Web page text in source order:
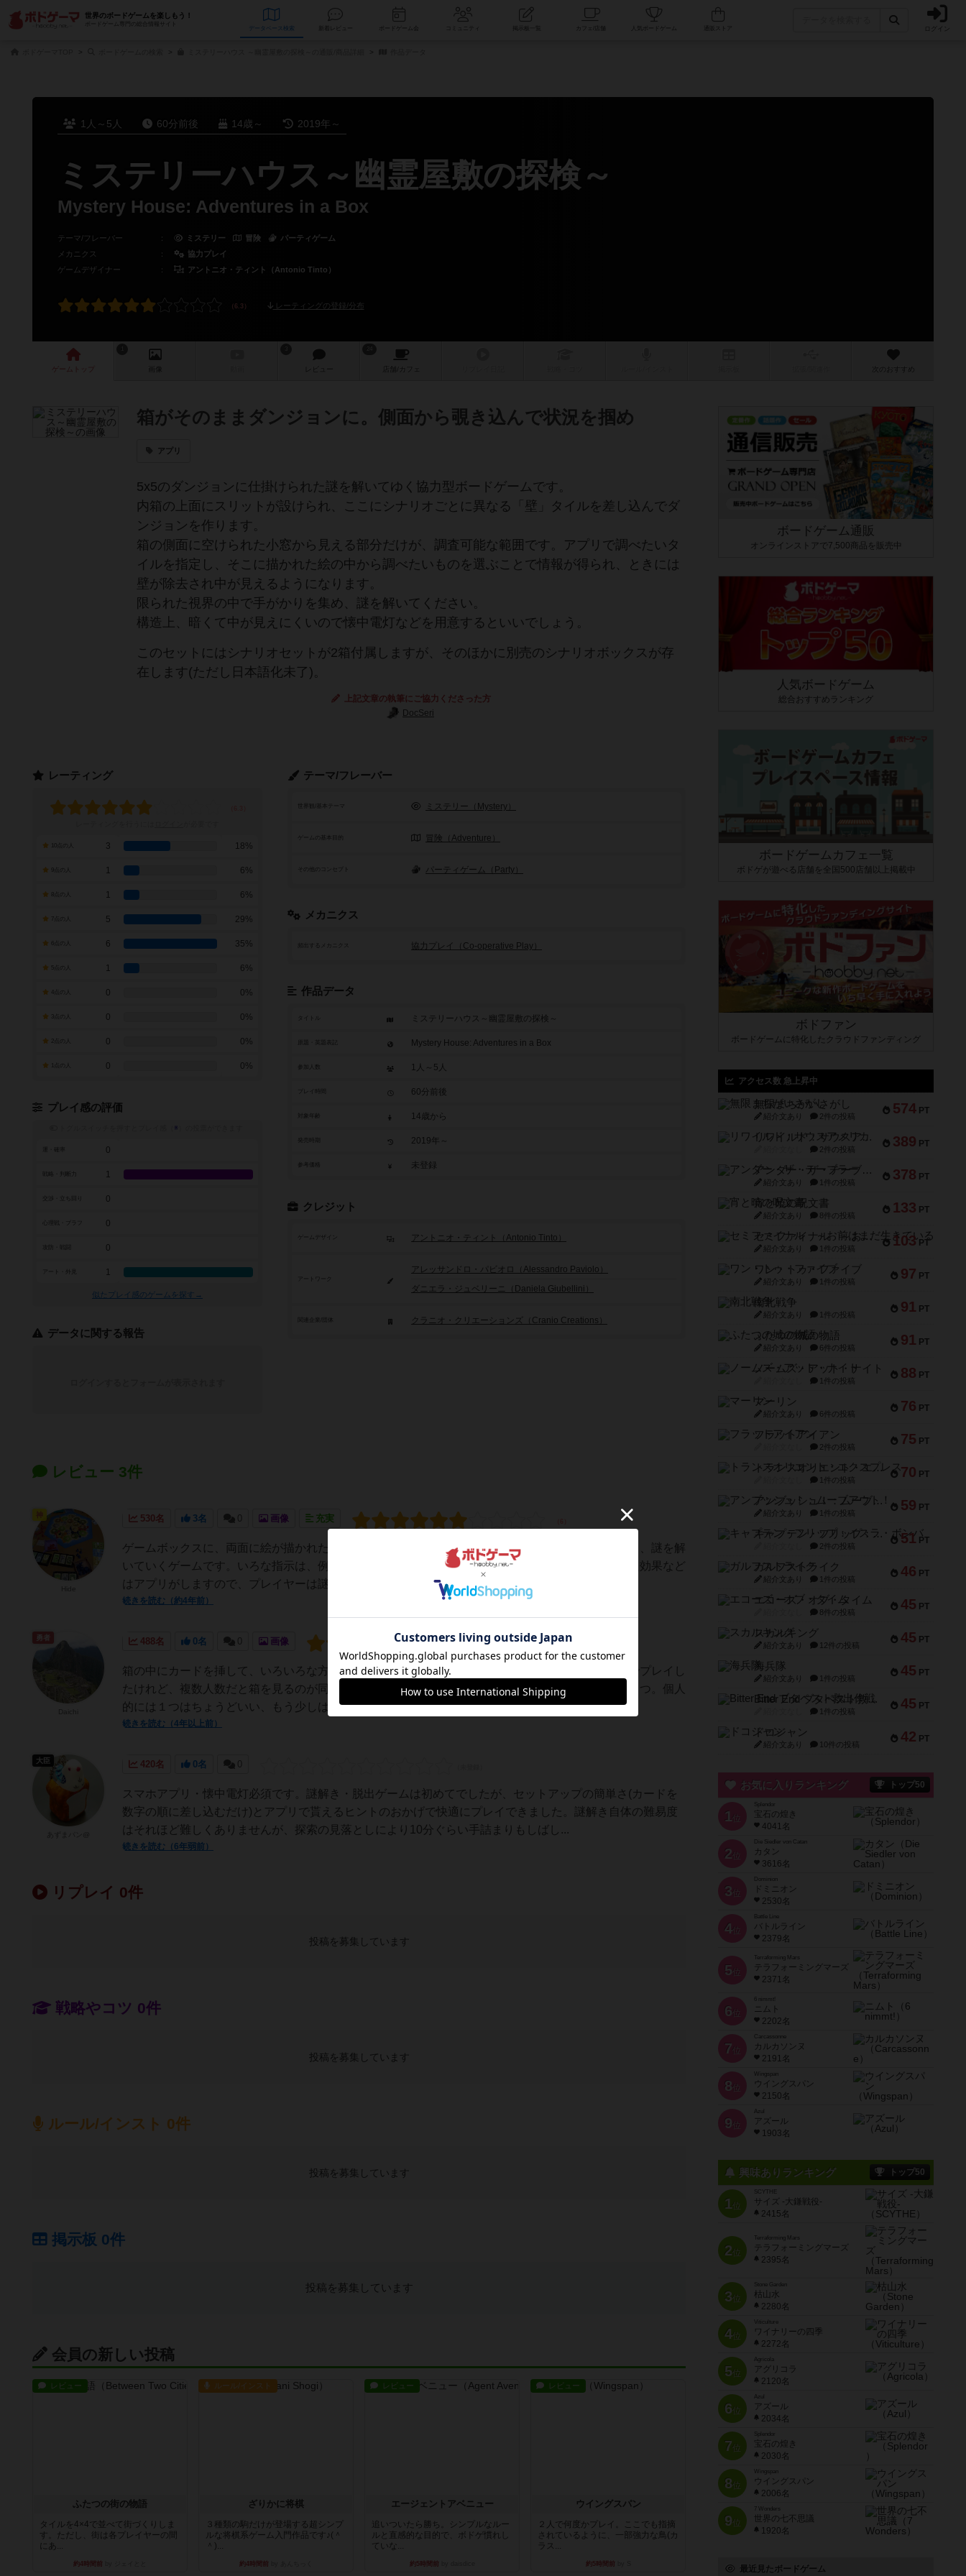
世界のボードゲームを楽しもう！
ボードゲーム専門の総合情報サイト
データベース コミュニティ 人気ボードゲーム ログイン
1人～5人 60分前後 14歳～ 2019年～
ミステリーハウス～幽霊屋敷の探検～
Mystery House: Adventures in a Box
テーマ/フレーバー ： ミステリー 冒険
パーティゲーム
メカニクス
：
協力プレイ
ゲームデザイナー
： アントニオ・ティント（Antonio Tinto）
レーティングの登録/分布
ゲーム 画像 レビュー 店舗/ カフェ 次のおすすめ
箱がそのままダンジョンに。側面から覗き込んで状況を掴め
アプリ
5x5のダンジョンに仕掛けられた謎を解いてゆく協力型ボードゲームです。
内箱の上面にスリットが設けられ、ここにシナリオごとに異なる「壁」タイルを差し込んでダ
ンジョンを作ります。
箱の側面に空けられた小窓から見える部分だけが、調査可能な範囲です。アプリで調べたいタ
イルを指定し、そこに描かれた絵の中から調べたいものを選ぶことで情報が得られ、ときには
壁が除去され中が見えるようになります。
限られた視界の中で手がかりを集め、謎を解いてください。
構造上、暗くて中が見えにくいので懐中電灯などを用意するといいでしょう。
このセットにはシナリオセットが2箱付属しますが、そのほかに別売のシナリオボックスが存
在します(ただし日本語化未了)。
上記文章の執筆にご協力くださった方
DocSeri
テーマ/フレーバー
世界観/基本テーマ ミステリー（Mystery）
ゲームの基本目的 冒険（Adventure）
その他のコンセプト パーティゲーム（Party）
メカニクス
頻出するメカニクス 協力プレイ（Co-operative Play）
作品データ
タイトル ミステリーハウス～幽霊屋敷の探検～
Mystery House: Adventures in a Box
参加人数 1人～5人
60分前後
14歳から
2019年～
参考価格 未登録
クレジット
ゲームデザイン アントニオ・ティント（Antonio Tinto）
アートワーク
アレッサンドロ・パビオロ（Alessandro Paviolo）
ダニエラ・ジュベリーニ（Daniela Giubellini）
クラニオ・クリエーションズ（Cranio Creations）
レーティング
3 18%
1 6%
1 6%
7点の人 5 29%
6 35%
1 6%
0 0%
0 0%
0 0%
0 0%
プレイ感の評価
※
0
戦略・判断力 1
0
0
0
アート・外見 1
似たプレイ感のゲームを探す→
データに関する報告
レビュー 3件
530名 3名 0 画像 充実
ゲームボックスに、両面に絵が描かれたカードを指定の位置に挿して、それをボックスの横から覗き、謎を解
いていくゲームです。いろな指示は、例えばアイテムが発見されたとか、獲得したアイテムを使った効果など
はアプリがしますので、プレイヤーは謎解きに専念することができます。持ち時間は１...
続きを読む（約4年前）
488名 0名 0 画像
箱の中にカードを挿して、いろいろな方向から見て、アプリを使いながら謎を解いていくゲーム。でプレイし
たけれど、複数人数だと箱を見るのが同時に複数でできないのでやりにくい気もする。シナリオは２つ。個人
的には１つはちょうどいい、もう少しはやや難しい謎でした。ヒントをなんどか見ると...
続きを読む（4年以上前）
勇者
420名 0名 0
スマホアプリ・懐中電灯必須です。謎解き・脱出ゲームは初めてでしたが、セットアップの簡単さ(カードを
数字の順に差し込むだけ)とアプリで貰えるヒントのおかげで快適にプレイできました。謎解き自体の難易度
はそれほど難しくありませんが、探索の見落としにより10分ぐらい手詰まりもしばし...
続きを読む（6年弱前）
大臣
リプレイ 0件
投稿を募集しています
戦略やコツ 0件
投稿を募集しています
ルール/インスト 0件
投稿を募集しています
掲示板 0件
投稿を募集しています
会員の新しい投稿
レビュー
ふたつの街の物語
タイルを4×4で並べて街づくりしま
す。ただし、街は各プレイヤーの間
にあ...
約4時間前
ルール/インスト
ざりかに将棋
３種類の駒だけが登場する超シンプ
ルな将棋系ゲーム入門作品です♪(＾
＾)...
約4時間前
レビュー
エージェントアベニュー
追いついたら勝ち。シンプルなルー
ルと直感的な目的で、ボドゲ慣れし
ていな...
約5時間前
レビュー
ウイングスパン
２人で何度かプレイ。ここでも指摘
されているように、一部強力な鳥(カ
ラス...
約5時間前
ボードゲーム通販
オンラインストアで7,500商品を販売中
人気ボードゲーム
総合おすすめランキング
ボードゲームカフェ一覧
ボドゲが遊べる店舗を全国500店舗以上掲載中
ボドファン
ボードゲームに特化したクラウドファンディング
アクセス数 急上昇中
574 PT
無限まちがいさがし
紹介文あり 2件の投稿
389 PT
リワイルド：サウスアメリカ
2件の投稿
378 PT
アンダー・ザ・テーブラー
紹介文あり 1件の投稿
133 PT
宵と暁の呪文書
紹介文あり 8件の投稿
103 PT
セミファイナル ～お前はまだ生きている～
紹介文あり 1件の投稿
97 PT
ワン・トゥ・ファイブ
紹介文あり 1件の投稿
91 PT
南北戦争
紹介文あり 1件の投稿
91 PT
ふたつの城の物語
紹介文あり 6件の投稿
88 PT
ノームズ・アット・ナイト
1件の投稿
76 PT
マーリン
紹介文あり 6件の投稿
75 PT
フラットアイアン
2件の投稿
70 PT
トランスオリエント・エクスプレス
1件の投稿
59 PT
アンブッシュ！：ムーブアウト！
紹介文あり 1件の投稿
51 PT
キャプテン・フリップ：イスラ・ボンバ
2件の投稿
46 PT
ガルフストライク
紹介文あり 1件の投稿
45 PT
エコーズ・オブ・タイム
8件の投稿
45 PT
スカルキング
紹介文あり 12件の投稿
45 PT
海兵隊
紹介文あり 1件の投稿
45 PT
Bitter End ブタペスト救出作戦
1件の投稿
42 PT
ドコジャン
紹介文あり 10件の投稿
お気に入りランキング トップ50
1 位
宝石の煌き
4041名
2 位
Die Siedler von Catan
カタン
3616名
3 位
ドミニオン
2530名
4位
Battle Line
バトルライン
2379名
5 位
Terraforming Mars
テラフォーミングマーズ
2371名
6 位
ニムト
2202名
7 位
Carcassonne
カルカソンヌ
2191名
8 位
Wingspan
ウイングスパン
2150名
9 位
Azul
アズール
1903名
興味ありランキング トップ50
1位
SCYTHE
サイズ -大鎌戦役-
2415名
2位
Terraforming Mars
テラフォーミングマーズ
2395名
3位
Stone Garden
枯山水
2280名
4位
Viticulture
ワイナリーの四季
2272名
5位
Agricola
アグリコラ
2120名
6位
Azul
アズール
2034名
7位
宝石の煌き
2030名
8位
Wingspan
ウイングスパン
2006名
9位
7 Wonders
世界の七不思議
1920名
最近見たボードゲーム